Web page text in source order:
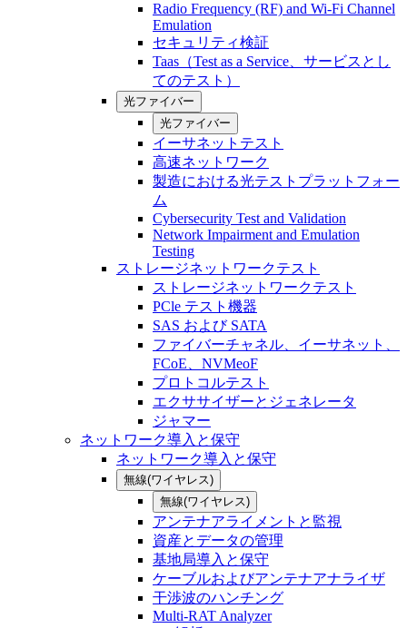
Radio Frequency (RF) and Wi-Fi Channel
Emulation
セキュリティ検証
Taas（Test as a Service、サービスとし
てのテスト）
光ファイバー
光ファイバー
イーサネットテスト
高速ネットワーク
製造における光テストプラットフォー
ム
Cybersecurity Test and Validation
Network Impairment and Emulation
Testing
ストレージネットワークテスト
ストレージネットワークテスト
PCle テスト機器
SAS および SATA
ファイバーチャネル、イーサネット、
FCoE、NVMeoF
プロトコルテスト
エクササイザーとジェネレータ
ジャマー
ネットワーク導入と保守
ネットワーク導入と保守
無線(ワイヤレス)
無線(ワイヤレス)
アンテナアライメントと監視
資産とデータの管理
基地局導入と保守
ケーブルおよびアンテナアナライザ
干渉波のハンチング
Multi-RAT Analyzer